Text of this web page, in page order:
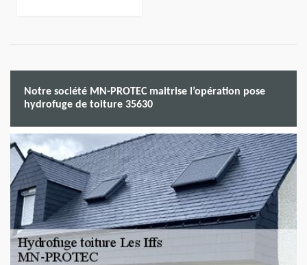
Notre société MN-PROTEC maitrise l’opération pose
hydrofuge de toiture 35630